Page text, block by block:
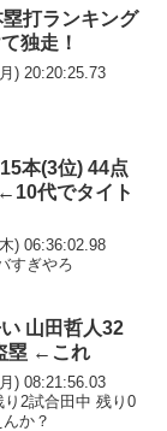
打ランキング
独走！
) 20:20:25.73
本(3位) 44点
代でタイト
) 06:36:02.98
すぎやろ
山田哲人32
塁 ←これ
) 08:21:56.03
り2試合田中 残り0
か？